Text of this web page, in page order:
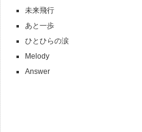
未来飛行
あと一歩
ひとひらの涙
Melody
Answer